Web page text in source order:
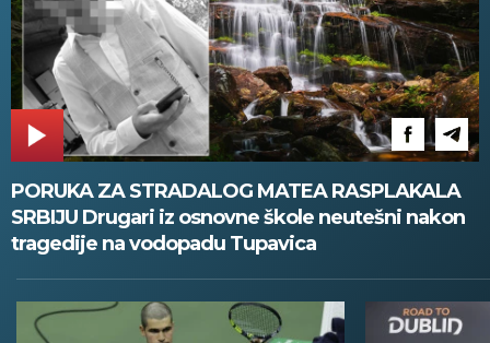
PORUKA ZA STRADALOG MATEA RASPLAKALA
SRBIJU Drugari iz osnovne škole neutešni nakon
tragedije na vodopadu Tupavica